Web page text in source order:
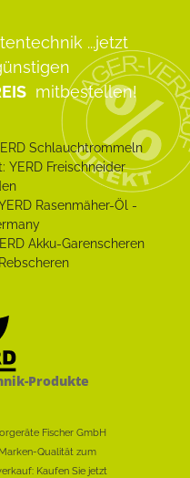
...jetzt
mitbestellen!
Produkte
Fischer GmbH
Qualität zum
Kaufen Sie jetzt